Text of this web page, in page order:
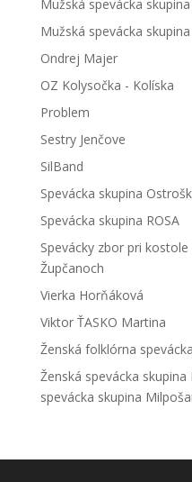
Mužská spevácka
Mužská spevácka
Ondrej Majer
OZ Kolysočka - Kolíska
Problem
Sestry Jenčove
SilBand
Spevácka skupina
Spevácka skupina ROSA
Spevácky zbor pri
Župčanoch
Vierka Horňáková
Viktor ŤASKO Martina
Ženská folklórna
Ženská spevácka
spevácka skupina